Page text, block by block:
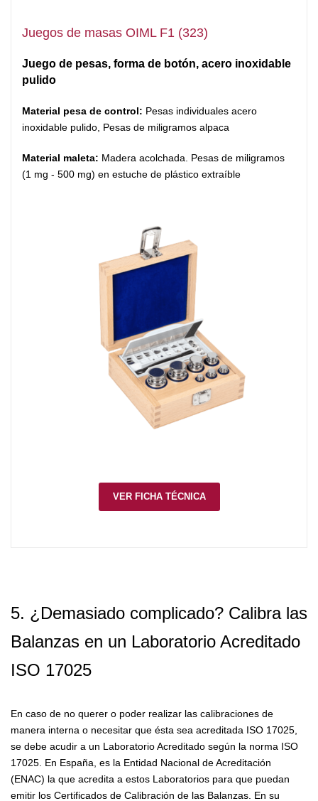
Juegos de masas OIML F1 (323)
Juego de pesas, forma de botón, acero inoxidable
pulido
Material pesa de control: Pesas individuales acero
inoxidable pulido, Pesas de miligramos alpaca
Material maleta: Madera acolchada. Pesas de miligramos
(1 mg - 500 mg) en estuche de plástico extraíble
VER FICHA TÉCNICA
5. ¿Demasiado complicado? Calibra las
Balanzas en un Laboratorio Acreditado
ISO 17025
En caso de no querer o poder realizar las calibraciones de
manera interna o necesitar que ésta sea acreditada ISO 17025,
se debe acudir a un Laboratorio Acreditado según la norma ISO
17025. En España, es la Entidad Nacional de Acreditación
(ENAC) la que acredita a estos Laboratorios para que puedan
emitir los Certificados de Calibración de las Balanzas. En su